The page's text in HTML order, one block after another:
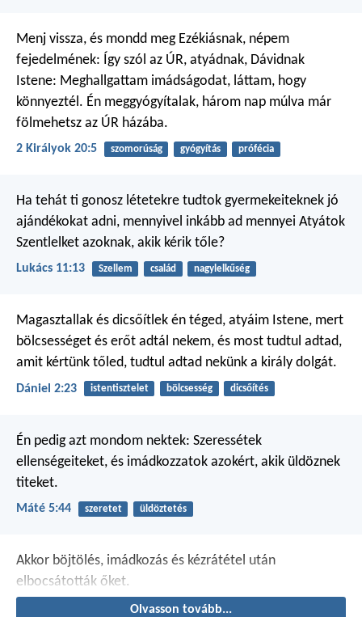
Menj vissza, és mondd meg Ezékiásnak, népem
fejedelmének: Így szól az ÚR, atyádnak, Dávidnak
Istene: Meghallgattam imádságodat, láttam, hogy
könnyeztél. Én meggyógyítalak, három nap múlva már
fölmehetsz az ÚR házába.
2 Királyok 20:5 szomorúság gyógyítás prófécia
Ha tehát ti gonosz létetekre tudtok gyermekeiteknek jó
ajándékokat adni, mennyivel inkább ad mennyei Atyátok
Szentlelket azoknak, akik kérik tőle?
Lukács 11:13 Szellem család nagylelkűség
Magasztallak és dicsőítlek én téged, atyáim Istene, mert
bölcsességet és erőt adtál nekem, és most tudtul adtad,
amit kértünk tőled, tudtul adtad nekünk a király dolgát.
Dániel 2:23 istentisztelet bölcsesség dicsőítés
Én pedig azt mondom nektek: Szeressétek
ellenségeiteket, és imádkozzatok azokért, akik üldöznek
titeket.
Máté 5:44 szeretet üldöztetés
Akkor böjtölés, imádkozás és kézrátétel után
elbocsátották őket.
Olvasson tovább...